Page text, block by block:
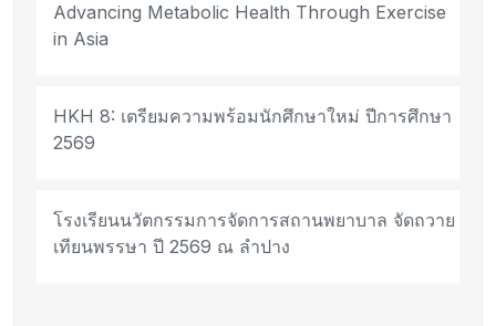
Advancing Metabolic Health Through Exercise
in Asia
HKH 8: เตรียมความพร้อมนักศึกษาใหม่ ปีการศึกษา
2569
โรงเรียนนวัตกรรมการจัดการสถานพยาบาล จัดถวาย
เทียนพรรษา ปี 2569 ณ ลำปาง